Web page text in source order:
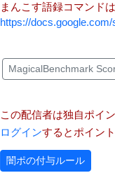
まんこす語録コマンド
https://
MagicalBenchmark
この配信者は独自ポイ
ログインするとポイン
闇ポの付与ルール